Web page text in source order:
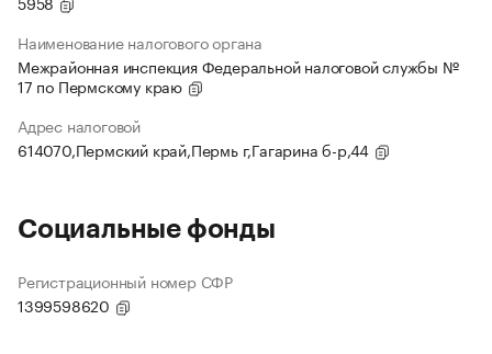
Наименование налогового органа
Межрайонная инспекция Федеральной налоговой службы №
17 по Пермскому краю
Адрес налоговой
614070,Пермский край,Пермь г,Гагарина б-р,44
Социальные фонды
Регистрационный номер СФР
1399598620